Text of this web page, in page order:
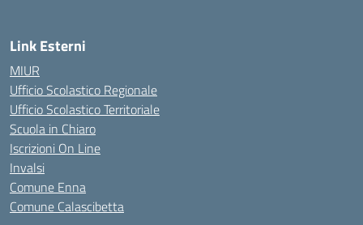
Link Esterni
MIUR
Ufficio Scolastico Regionale
Ufficio Scolastico Territoriale
Scuola in Chiaro
Iscrizioni On Line
Invalsi
Comune Enna
Comune Calascibetta